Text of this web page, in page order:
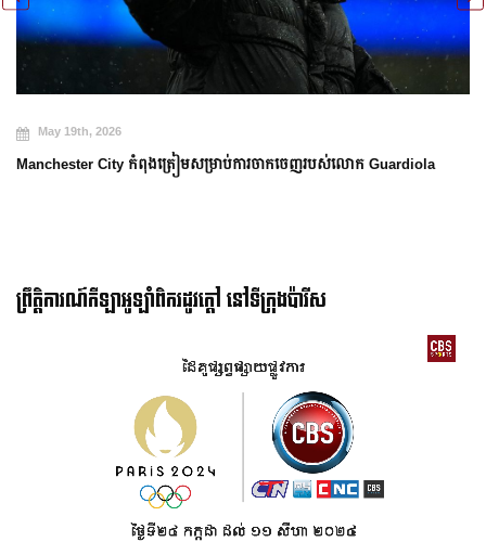
May 19th, 2026
Manchester City កំពុងត្រៀមសម្រាប់ការចាកចេញរបស់លោក Guardiola
ព្រឹត្តិការណ៍កីឡាអូឡាំពិករដូវក្ដៅ នៅទីក្រុងប៉ារីស